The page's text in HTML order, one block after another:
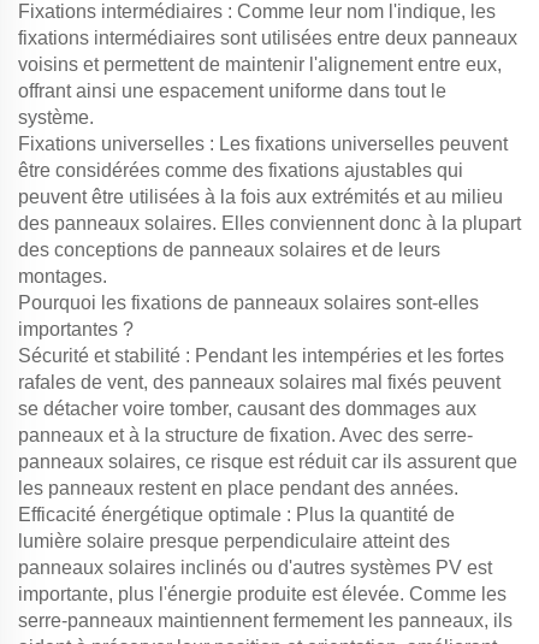
Fixations intermédiaires : Comme leur nom l'indique, les
fixations intermédiaires sont utilisées entre deux panneaux
voisins et permettent de maintenir l'alignement entre eux,
offrant ainsi une espacement uniforme dans tout le
système.
Fixations universelles : Les fixations universelles peuvent
être considérées comme des fixations ajustables qui
peuvent être utilisées à la fois aux extrémités et au milieu
des panneaux solaires. Elles conviennent donc à la plupart
des conceptions de panneaux solaires et de leurs
montages.
Pourquoi les fixations de panneaux solaires sont-elles
importantes ?
Sécurité et stabilité : Pendant les intempéries et les fortes
rafales de vent, des panneaux solaires mal fixés peuvent
se détacher voire tomber, causant des dommages aux
panneaux et à la structure de fixation. Avec des serre-
panneaux solaires, ce risque est réduit car ils assurent que
les panneaux restent en place pendant des années.
Efficacité énergétique optimale : Plus la quantité de
lumière solaire presque perpendiculaire atteint des
panneaux solaires inclinés ou d'autres systèmes PV est
importante, plus l'énergie produite est élevée. Comme les
serre-panneaux maintiennent fermement les panneaux, ils